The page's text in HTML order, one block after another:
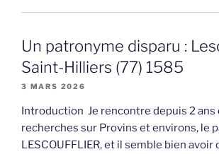
Un patronyme disparu :
Saint-Hilliers (77) 1585
3 MARS 2026
Introduction Je rencontre depuis 2 ans
recherches sur Provins et environs, le
LESCOUFFLIER, et il semble bien avoir